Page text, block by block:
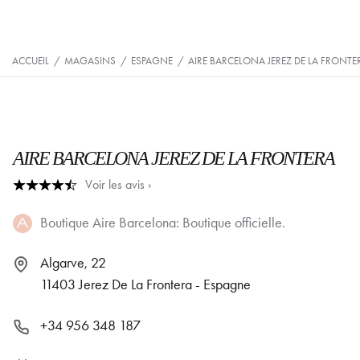
ACCUEIL / MAGASINS / ESPAGNE / AIRE BARCELONA JEREZ DE LA
AIRE BARCELONA JEREZ DE LA FRONTERA
Voir les avis ›
Boutique Aire Barcelona: Boutique officielle.
Algarve, 22
11403 Jerez De La Frontera - Espagne
+34 956 348 187